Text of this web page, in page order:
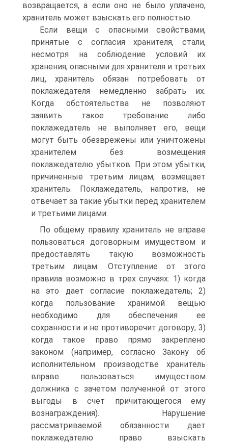
возвращается, а если оно не было уплачено,
хранитель может взыскать его полностью.
Если вещи с опасными свойствами,
принятые с согласия хранителя, стали,
несмотря на соблюдение условий их
хранения, опасными для хранителя и третьих
лиц, хранитель обязан потребовать от
поклажедателя немедленно забрать их.
Когда обстоятельства не позволяют
заявить такое требование либо
поклажедатель не выполняет его, вещи
могут быть обезврежены или уничтожены
хранителем без возмещения
поклажедателю убытков. При этом убытки,
причиненные третьим лицам, возмещает
хранитель. Поклажедатель, напротив, не
отвечает за такие убытки перед хранителем
и третьими лицами.
По общему правилу хранитель не вправе
пользоваться договорным имуществом и
предоставлять такую возможность
третьим лицам. Отступление от этого
правила возможно в трех случаях: 1) когда
на это дает согласие поклажедатель; 2)
когда пользование хранимой вещью
необходимо для обеспечения ее
сохранности и не противоречит договору; 3)
когда такое право прямо закреплено
законом (например, согласно Закону об
исполнительном производстве хранитель
вправе пользоваться имуществом
должника с зачетом полученной от этого
выгоды в счет причитающегося ему
вознаграждения). Нарушение
рассматриваемой обязанности дает
поклажедателю право взыскать